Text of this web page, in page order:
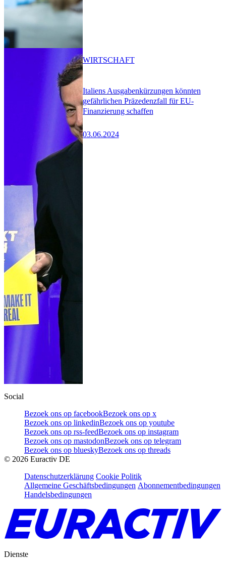
Italiens Ausgabenkürzungen könnten
gefährlichen Präzedenzfall für EU-
Finanzierung schaffen
03.06.2024
WIRTSCHAFT
Social
Bezoek ons op facebookBezoek ons op x
Bezoek ons op linkedinBezoek ons op youtube
Bezoek ons op rss-feedBezoek ons op instagram
Bezoek ons op mastodonBezoek ons op telegram
Bezoek ons op blueskyBezoek ons op threads
© 2026 Euractiv DE
Datenschutzerklärung Cookie Politik
Allgemeine Geschäftsbedingungen Abonnementbedingungen
Handelsbedingungen
Dienste